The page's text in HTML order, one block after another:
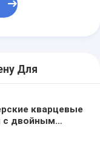
Для
кварцевые
с двойным